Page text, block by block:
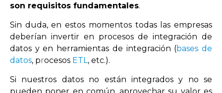
son requisitos fundamentales.
Sin duda, en estos momentos todas las empresas
deberían invertir en procesos de integración de
datos y en herramientas de integración (bases de
datos, procesos ETL , etc.).
Si nuestros datos no están integrados y no se
pueden poner en común, aprovechar su valor es